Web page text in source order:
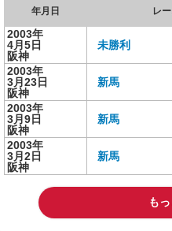
年月日 レ
2003年
4月5日
阪神
未勝利
2003年
3月23日
阪神
新馬
2003年
3月9日
阪神
新馬
2003年
3月2日
阪神
新馬
も